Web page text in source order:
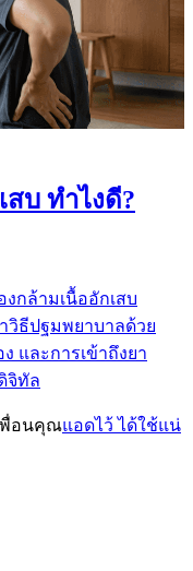
บ ทำไงดี?
กล้ามเนื้ออักเสบ
ธีปฐมพยาบาลด้วย
และการเข้าถึงยา
จิทัล
พื่อนคุณแอดไว้ ได้ใช้แน่